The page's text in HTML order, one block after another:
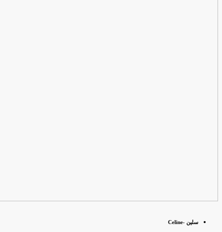
سلین -Celine